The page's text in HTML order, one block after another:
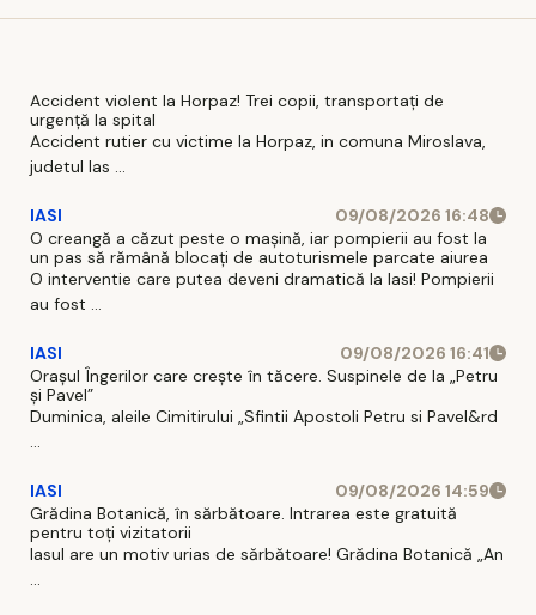
Accident violent la Horpaz! Trei copii, transportați de
urgență la spital
Accident rutier cu victime la Horpaz, in comuna Miroslava,
judetul Ias ...
IASI
09/08/2026 16:48
O creangă a căzut peste o mașină, iar pompierii au fost la
un pas să rămână blocați de autoturismele parcate aiurea
O interventie care putea deveni dramatică la Iasi! Pompierii
au fost ...
IASI
09/08/2026 16:41
Orașul Îngerilor care crește în tăcere. Suspinele de la „Petru
și Pavel”
Duminica, aleile Cimitirului „Sfintii Apostoli Petru si Pavel&rd
...
IASI
09/08/2026 14:59
Grădina Botanică, în sărbătoare. Intrarea este gratuită
pentru toți vizitatorii
Iasul are un motiv urias de sărbătoare! Grădina Botanică „An
...